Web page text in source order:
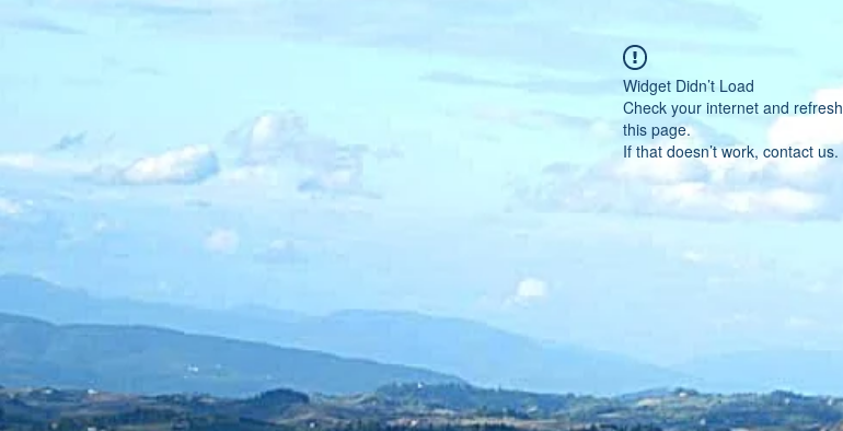
Widget Didn’t Load
Check your internet and refresh
this page.
If that doesn’t work, contact us.